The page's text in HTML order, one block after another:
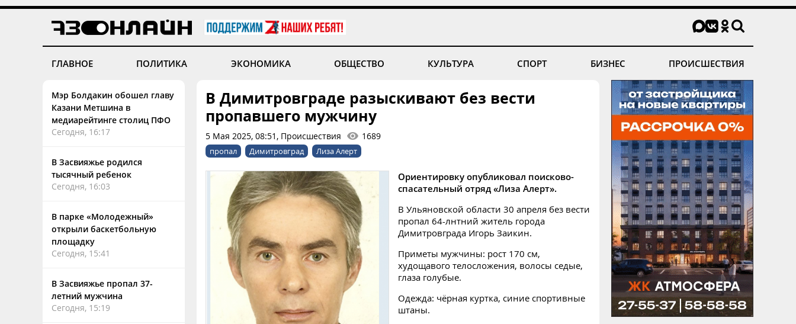
ГЛАВНОЕ ПОЛИТИКА ЭКОНОМИКА ОБЩЕСТВО КУЛЬТУРА СПОРТ БИЗНЕС ПРОИСШЕСТВИЯ
Мэр Болдакин обошел главу
Казани Метшина в
медиарейтинге столиц ПФО
Сегодня, 16:17
В Засвияжье родился
тысячный ребенок
Сегодня, 16:03
В парке «Молодежный»
открыли баскетбольную
площадку
Сегодня, 15:41
В Засвияжье пропал 37-
летний мужчина
Сегодня, 15:19
В Димитровграде разыскивают без вести
пропавшего мужчину
5 Мая 2025, 08:51, Происшествия 1689
пропал Димитровград Лиза Алерт
Ориентировку опубликовал поисково-
спасательный отряд «Лиза Алерт».
В Ульяновской области 30 апреля без вести
пропал 64-лнтний житель города
Димитровграда Игорь Заикин.
Приметы мужчины: рост 170 см,
худощавого телосложения, волосы седые,
глаза голубые.
Одежда: чёрная куртка, синие спортивные
штаны.